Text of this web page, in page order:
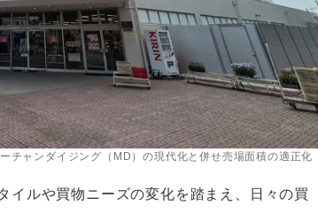
チャンダイジング（MD）の現代化と併せ売場面積の適正化
イルや買物ニーズの変化を踏まえ、日々の買